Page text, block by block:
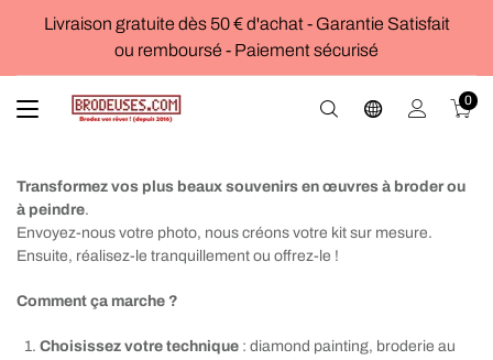
Livraison gratuite dès 50 € d'achat - Garantie Satisfait
ou remboursé - Paiement sécurisé
0
Transformez vos plus beaux souvenirs en œuvres à broder ou
à peindre.
Envoyez-nous votre photo, nous créons votre kit sur mesure.
Ensuite, réalisez-le tranquillement ou offrez-le !
Comment ça marche ?
Choisissez votre technique : diamond painting, broderie au